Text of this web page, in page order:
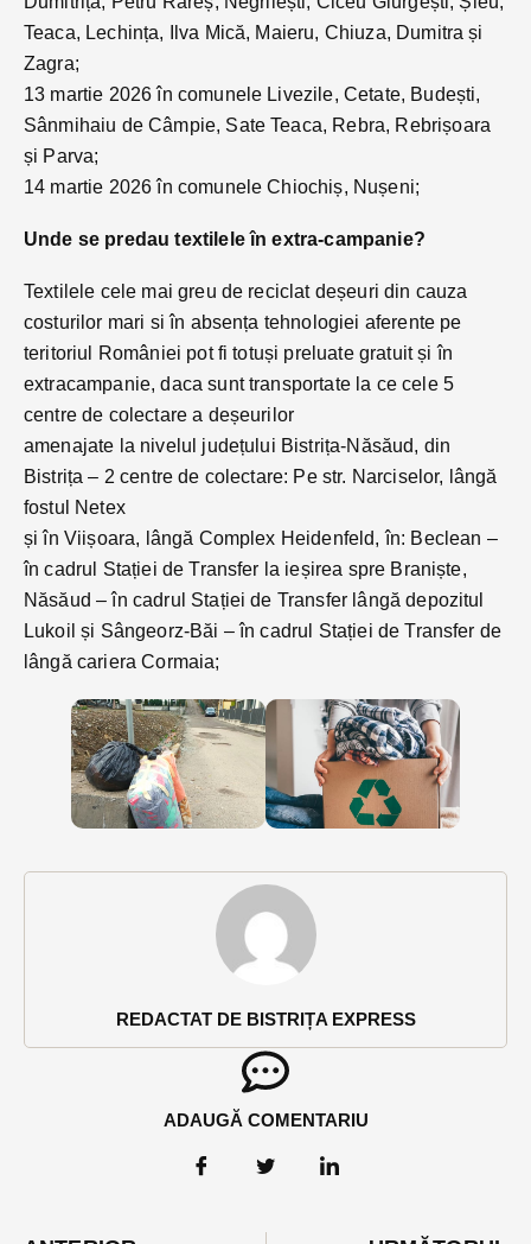
REDACTAT DE BISTRIȚA EXPRESS
ADAUGĂ COMENTARIU
Teaca, Lechința, Ilva Mică, Maieru, Chiuza, Dumitra și
Zagra;
13 martie 2026 în comunele Livezile, Cetate, Budești,
Sânmihaiu de Câmpie, Sate Teaca, Rebra, Rebrișoara
și Parva;
14 martie 2026 în comunele Chiochiș, Nușeni;
Unde se predau textilele în extra-campanie?
Textilele cele mai greu de reciclat deșeuri din cauza
costurilor mari si în absența tehnologiei aferente pe
teritoriul României pot fi totuși preluate gratuit și în
extracampanie, daca sunt transportate la ce cele 5
centre de colectare a deșeurilor
amenajate la nivelul județului Bistrița-Năsăud, din
Bistrița – 2 centre de colectare: Pe str. Narciselor, lângă
fostul Netex
și în Viișoara, lângă Complex Heidenfeld, în: Beclean –
în cadrul Stației de Transfer la ieșirea spre Braniște,
Năsăud – în cadrul Stației de Transfer lângă depozitul
Lukoil și Sângeorz-Băi – în cadrul Stației de Transfer de
lângă cariera Cormaia;